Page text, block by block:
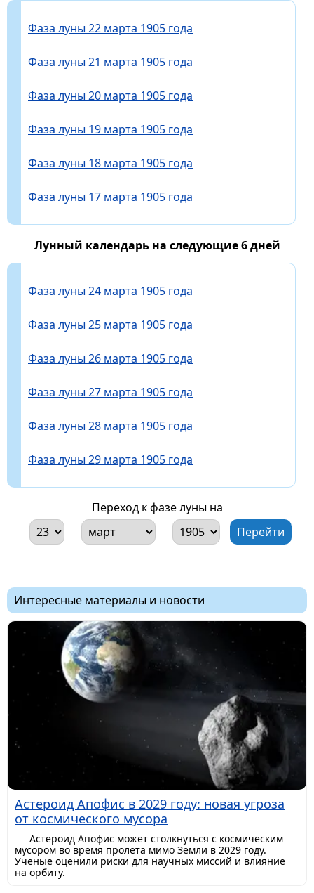
Фаза луны 22 марта 1905 года
Фаза луны 21 марта 1905 года
Фаза луны 20 марта 1905 года
Фаза луны 19 марта 1905 года
Фаза луны 18 марта 1905 года
Фаза луны 17 марта 1905 года
Лунный календарь на следующие 6 дней
Фаза луны 24 марта 1905 года
Фаза луны 25 марта 1905 года
Фаза луны 26 марта 1905 года
Фаза луны 27 марта 1905 года
Фаза луны 28 марта 1905 года
Фаза луны 29 марта 1905 года
Переход к фазе луны на
Интересные материалы и новости
Астероид Апофис в 2029 году: новая угроза
от космического мусора
Астероид Апофис может столкнуться с космическим
мусором во время пролета мимо Земли в 2029 году.
Ученые оценили риски для научных миссий и влияние
на орбиту.